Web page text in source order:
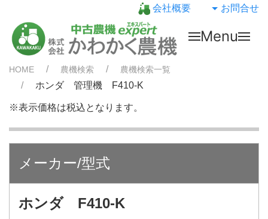
会社概要 お問合せ
Menu
HOME 農機検索 農機検索一覧
ホンダ 管理機 F410-K
※表示価格は税込となります。
メーカー/型式
ホンダ F410-K